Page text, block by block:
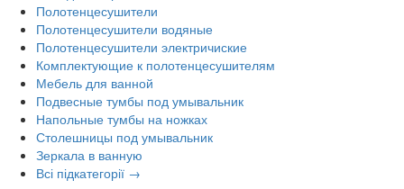
Полотенцесушители
Полотенцесушители водяные
Полотенцесушители электричиские
Комплектующие к полотенцесушителям
Мебель для ванной
Подвесные тумбы под умывальник
Напольные тумбы на ножках
Столешницы под умывальник
Зеркала в ванную
Всі підкатегорії →